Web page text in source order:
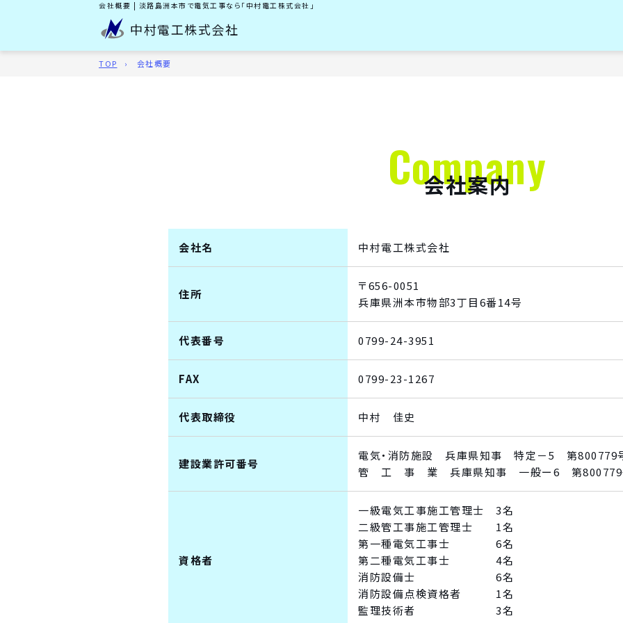
会社概要 | 淡路島洲本市で電気工事なら「中村電工株式会社」
中村電工株式会社
TOP 会社概要
Company
会社案内
会社名 中村電工株式会社
住所
〒656-0051
兵庫県洲本市物部3丁目6番14号
代表番号 0799-24-3951
FAX 0799-23-1267
代表取締役 中村 佳史
建設業許可番号
電気・消防施設 兵庫県知事 特定－5 第800779
管 工 事 業 兵庫県知事 一般ー6 第800779
資格者
一級電気工事施工管理士 3名
二級管工事施工管理士 1名
第一種電気工事士 6名
第二種電気工事士 4名
消防設備士 6名
消防設備点検資格者 1名
監理技術者 3名